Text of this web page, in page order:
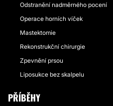
Odstranění nadměrného pocení
Operace horních víček
Mastektomie
Rekonstrukční chirurgie
Zpevnění prsou
Liposukce bez skalpelu
PŘÍBĚHY